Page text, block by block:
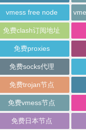
vmess free node
免费clash订阅地址
免费proxies
免费socks代理
免费trojan节点
免费vmess节点
免费日本节点